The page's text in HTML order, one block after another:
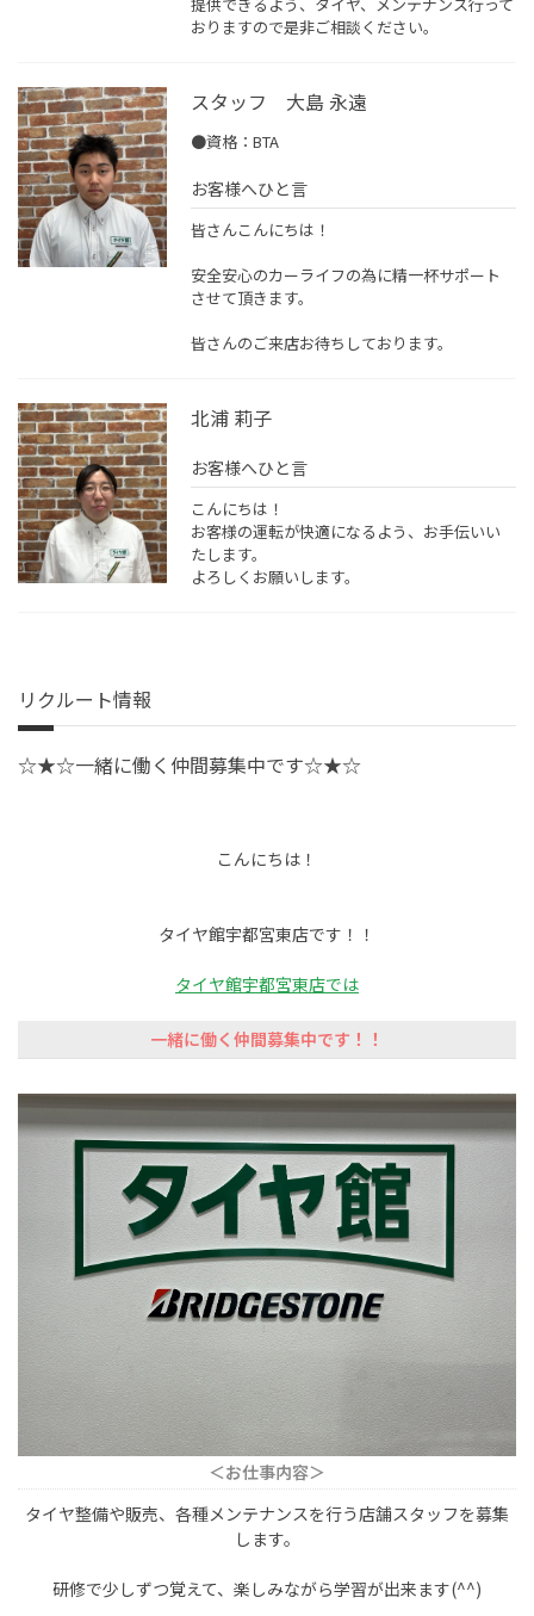
提供できるよう、タイヤ、メンテナンス行って
おりますので是非ご相談ください。
スタッフ 大島 永遠
●資格：BTA
お客様へひと言
皆さんこんにちは！
安全安心のカーライフの為に精一杯サポート
させて頂きます。
皆さんのご来店お待ちしております。
北浦 莉子
お客様へひと言
こんにちは！
お客様の運転が快適になるよう、お手伝いい
たします。
よろしくお願いします。
リクルート情報
☆★☆一緒に働く仲間募集中です☆★☆
こんにちは！
タイヤ館宇都宮東店です！！
タイヤ館宇都宮東店では
一緒に働く仲間募集中です！！
＜お仕事内容＞
タイヤ整備や販売、各種メンテナンスを行う店舗スタッフを募集
します。
研修で少しずつ覚えて、楽しみながら学習が出来ます(^^)